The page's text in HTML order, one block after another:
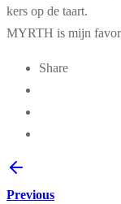
kers op de taart.
MYRTH is mijn
Share
Previous